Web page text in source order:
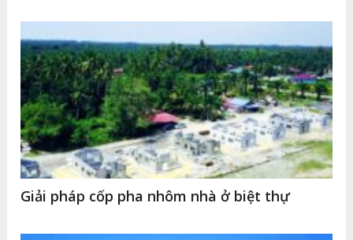
Giải pháp cốp pha nhôm nhà ở biệt thự